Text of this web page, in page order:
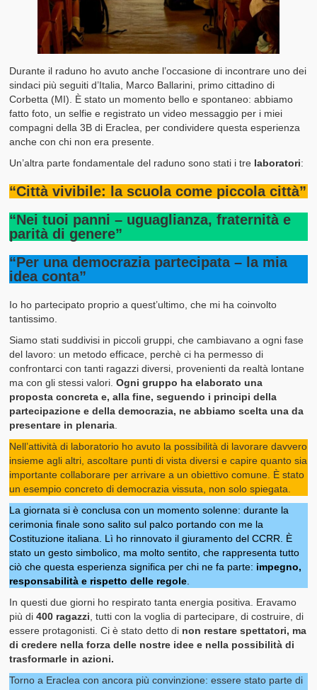
Durante il raduno ho avuto anche l’occasione di incontrare uno dei
sindaci più seguiti d’Italia, Marco Ballarini, primo cittadino di
Corbetta (MI). È stato un momento bello e spontaneo: abbiamo
fatto foto, un selfie e registrato un video messaggio per i miei
compagni della 3B di Eraclea, per condividere questa esperienza
anche con chi non era presente.
Un’altra parte fondamentale del raduno sono stati i tre laboratori:
“Città vivibile: la scuola come piccola città”
“Nei tuoi panni – uguaglianza, fraternità e
parità di genere”
“Per una democrazia partecipata – la mia
idea conta”
Io ho partecipato proprio a quest’ultimo, che mi ha coinvolto
tantissimo.
Siamo stati suddivisi in piccoli gruppi, che cambiavano a ogni fase
del lavoro: un metodo efficace, perchè ci ha permesso di
confrontarci con tanti ragazzi diversi, provenienti da realtà lontane
ma con gli stessi valori.Ogni gruppo ha elaborato una
proposta concreta e, alla fine, seguendo i principi della
partecipazione e della democrazia, ne abbiamo scelta una da
presentare in plenaria
Nell’attività di laboratorio ho avuto la possibilità di lavorare davvero
insieme agli altri, ascoltare punti di vista diversi e capire quanto sia
importante collaborare per arrivare a un obiettivo comune. È stato
un esempio concreto di democrazia vissuta, non solo spiegata.
La giornata si è conclusa con un momento solenne: durante la
cerimonia finale sono salito sul palco portando con me la
Costituzione italiana. Lì ho rinnovato il giuramento del CCRR. È
stato un gesto simbolico, ma molto sentito, che rappresenta tutto
ciò che questa esperienza significa per chi ne fa parte: impegno,
responsabilità e rispetto delle regole
In questi due giorni ho respirato tanta energia positiva. Eravamo
più di400 ragazzi , tutti con la voglia di partecipare, di costruire, di
essere protagonisti. Ci è stato detto di non restare spettatori, ma
di credere nella forza delle nostre idee e nella possibilità di
trasformarle in azioni.
Torno a Eraclea con ancora più convinzione: essere stato parte di